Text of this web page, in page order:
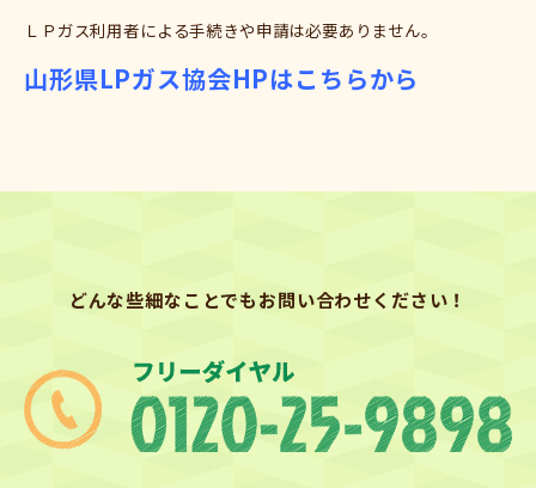
ＬＰガス利用者による手続きや申請は必要ありません。
山形県LPガス協会HPはこちらから
どんな些細なことでもお問い合わせください！